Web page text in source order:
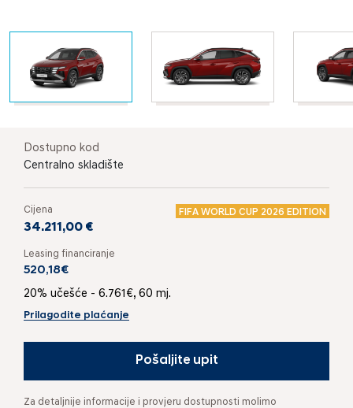
Dostupno kod
Centralno skladište
Cijena FIFA WORLD CUP 2026 EDITION
34.211,00 €
Leasing financiranje
520,18€
20% učešće - 6.761€, 60 mj.
Prilagodite plaćanje
Pošaljite upit
Za detaljnije informacije i provjeru dostupnosti molimo